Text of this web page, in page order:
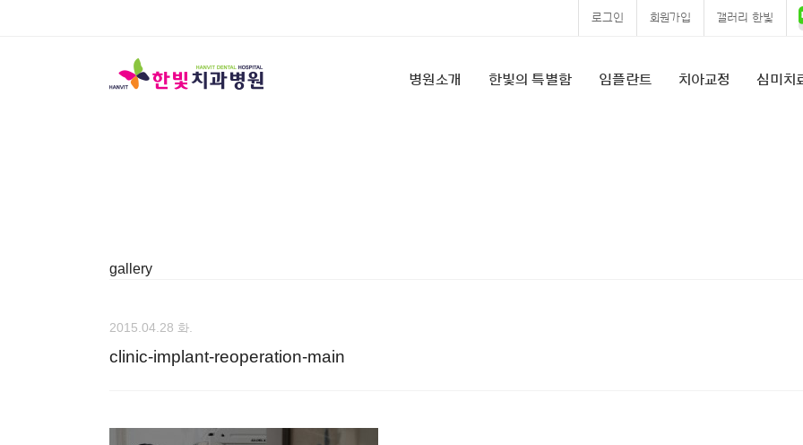
로그인 회원가입 갤러리 한빛
병원소개 한빛의 특별함 임플란트 치아교정 심미치
gallery
2015.04.28 화.
clinic-implant-reoperation-main